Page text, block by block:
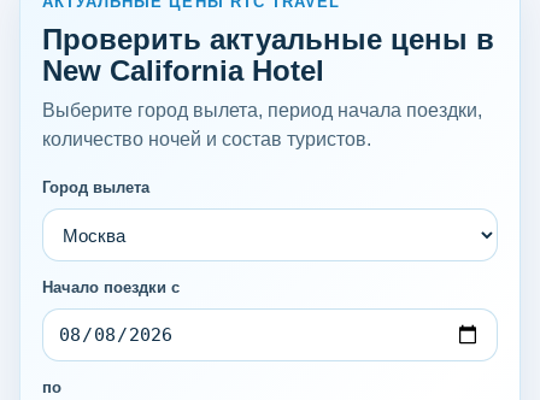
Проверить актуальные цены в
New California Hotel
Выберите город вылета, период начала поездки,
количество ночей и состав туристов.
Город вылета
Начало поездки с
по